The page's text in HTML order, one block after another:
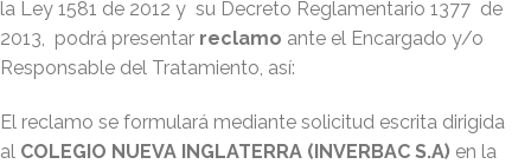
la Ley 1581 de 2012 y su Decreto Reglamentario 1377 de
2013, podrá presentar reclamo ante el Encargado y/o
Responsable del Tratamiento, así:
El reclamo se formulará mediante solicitud escrita dirigida
al COLEGIO NUEVA INGLATERRA (INVERBAC S.A) en la